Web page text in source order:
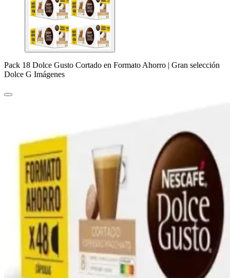
Pack 18 Dolce Gusto Cortado en Formato Ahorro | Gran selección
Dolce G Imágenes